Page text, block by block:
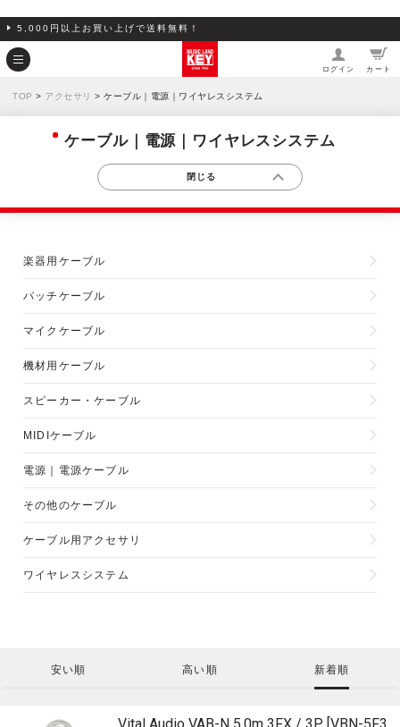
5,000円以上お買い上げで送料無料！
ログイン カート
TOP > アクセサリ > ケーブル｜電源｜ワイヤレスシステム
ケーブル｜電源｜ワイヤレスシステム
楽器用ケーブル
パッチケーブル
マイクケーブル
機材用ケーブル
スピーカー・ケーブル
MIDIケーブル
電源｜電源ケーブル
その他のケーブル
ケーブル用アクセサリ
ワイヤレスシステム
安い順 高い順 新着順